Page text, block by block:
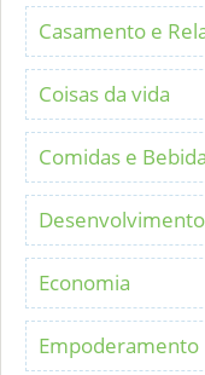
Casamento e
Coisas da vida
Comidas e
Economia
Empoderamento